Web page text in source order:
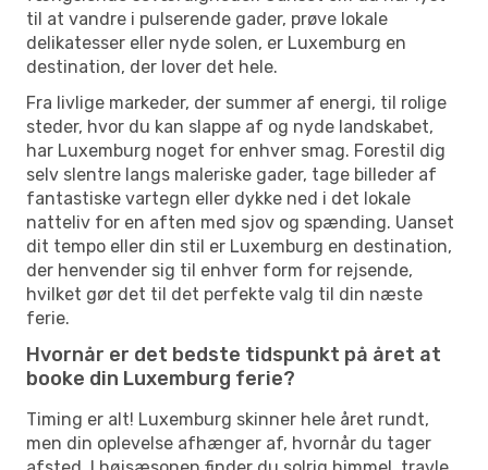
til at vandre i pulserende gader, prøve lokale
delikatesser eller nyde solen, er Luxemburg en
destination, der lover det hele.
Fra livlige markeder, der summer af energi, til rolige
steder, hvor du kan slappe af og nyde landskabet,
har Luxemburg noget for enhver smag. Forestil dig
selv slentre langs maleriske gader, tage billeder af
fantastiske vartegn eller dykke ned i det lokale
natteliv for en aften med sjov og spænding. Uanset
dit tempo eller din stil er Luxemburg en destination,
der henvender sig til enhver form for rejsende,
hvilket gør det til det perfekte valg til din næste
ferie.
Hvornår er det bedste tidspunkt på året at
booke din Luxemburg ferie?
Timing er alt! Luxemburg skinner hele året rundt,
men din oplevelse afhænger af, hvornår du tager